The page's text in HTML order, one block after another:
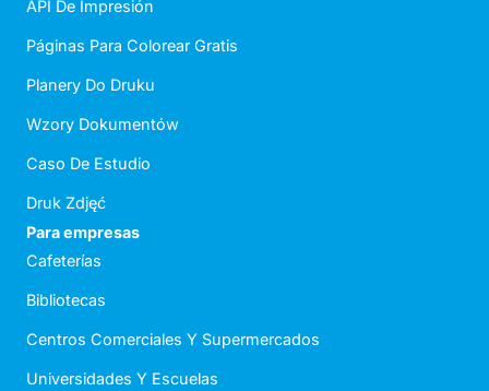
API De Impresión
Páginas Para Colorear Gratis
Planery Do Druku
Wzory Dokumentów
Caso De Estudio
Druk Zdjęć
Para empresas
Cafeterías
Bibliotecas
Centros Comerciales Y Supermercados
Universidades Y Escuelas